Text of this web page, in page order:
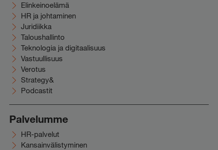
Elinkeinoelämä
HR ja johtaminen
Juridiikka
Taloushallinto
Teknologia ja digitaalisuus
Vastuullisuus
Verotus
Strategy&
Podcastit
Palvelumme
HR-palvelut
Kansainvälistyminen